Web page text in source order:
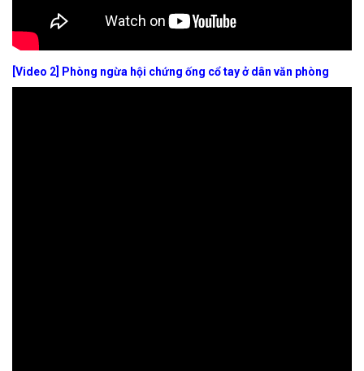
[Video 2] Phòng ngừa hội chứng ống cổ tay ở dân văn phòng